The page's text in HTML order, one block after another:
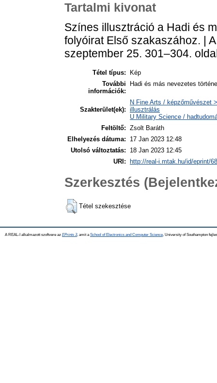
Tartalmi kivonat
Színes illusztráció a Hadi és
folyóirat Első szakaszához. |
szeptember 25. 301–304.
Tétel típus:
Kép
További
információk:
Hadi és más nevezetes
Szakterület(ek):
N Fine Arts / képzőművészet
illusztrálás
U Military Science /
Feltöltő: Zsolt Baráth
Elhelyezés dátuma:
17 Jan 2023 12:48
Utolsó változtatás:
18 Jan 2023 12:45
URI: http://real-i.mtak.hu/id/eprint/
Szerkesztés
Tétel szekesztése
A REAL-I alkalmazott szoftvere az EPrints 3, amit a School of Electronics and Computer Science , University of Southampton